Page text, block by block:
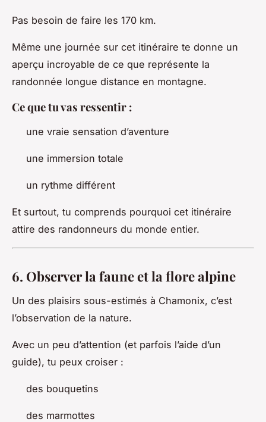
Pas besoin de faire les 170 km.
Même une journée sur cet itinéraire te donne un
aperçu incroyable de ce que représente la
randonnée longue distance en montagne.
Ce que tu vas ressentir :
une vraie sensation d’aventure
une immersion totale
un rythme différent
Et surtout, tu comprends pourquoi cet itinéraire
attire des randonneurs du monde entier.
6. Observer la faune et la flore alpine
Un des plaisirs sous-estimés à Chamonix, c’est
l’observation de la nature.
Avec un peu d’attention (et parfois l’aide d’un
guide), tu peux croiser :
des bouquetins
des marmottes